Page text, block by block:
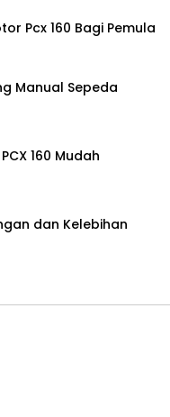
Pcx 160 Bagi Pemula
Manual Sepeda
160 Mudah
dan Kelebihan